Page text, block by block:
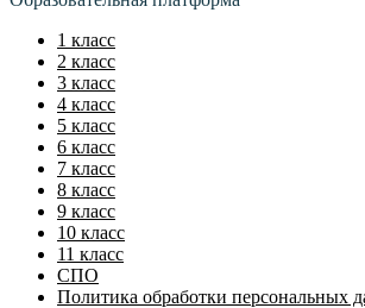
1 класс
2 класс
3 класс
4 класс
5 класс
6 класс
7 класс
8 класс
9 класс
10 класс
11 класс
СПО
Политика обработки персональных